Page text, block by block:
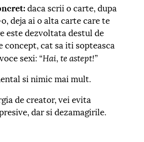
daca scrii o carte, dupa
deja ai o alta carte care te
este dezvoltata destul de
concept, cat sa iti sopteasca
sexi: “Hai, te astept!”
si nimic mai mult.
de creator, vei evita
dar si dezamagirile.